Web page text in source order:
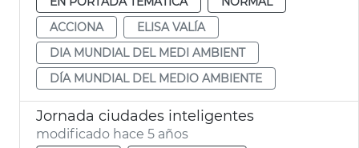
ACCIONA
ELISA VALÍA
DIA MUNDIAL DEL MEDI AMBIENT
DÍA MUNDIAL DEL MEDIO AMBIENTE
Jornada ciudades inteligentes
modificado hace 5 años